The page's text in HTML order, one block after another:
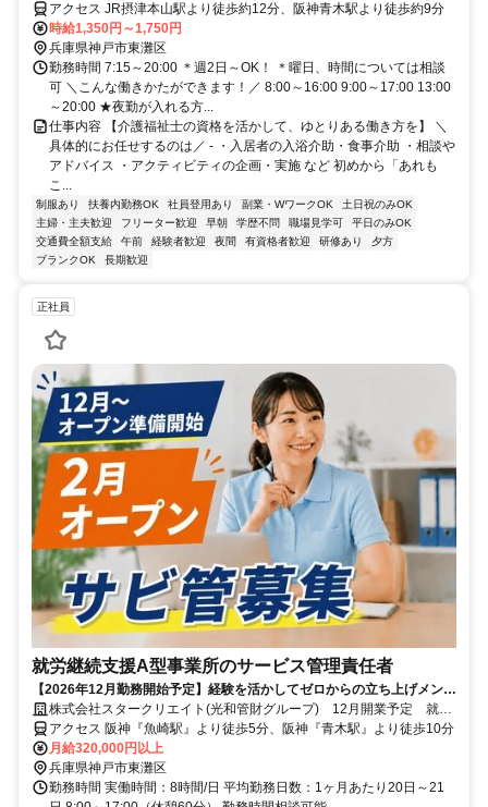
アクセス JR摂津本山駅より徒歩約12分、阪神青木駅より徒歩約9分
時給1,350円～1,750円
兵庫県神戸市東灘区
勤務時間 7:15～20:00 ＊週2日～OK！ ＊曜日、時間については相談
可 ＼こんな働きかたができます！／ 8:00～16:00 9:00～17:00 13:00
～20:00 ★夜勤が入れる方...
仕事内容 【介護福祉士の資格を活かして、ゆとりある働き方を】 ＼
具体的にお任せするのは／ - ・入居者の入浴介助・食事介助 ・相談や
アドバイス ・アクティビティの企画・実施 など 初めから「あれも
こ...
制服あり 扶養内勤務OK 社員登用あり 副業・WワークOK
土日祝のみOK
主婦・主夫歓迎
フリーター歓迎 早朝 学歴不問 職場見学可
平日のみOK
交通費全額支給
午前 経験者歓迎 夜間 有資格者歓迎 研修あり
夕方
ブランクOK
長期歓迎
正社員
就労継続支援A型事業所のサービス管理責任者
【2026年12月勤務開始予定】経験を活かしてゼロからの立ち上げメンバ
ーになりませんか？入社時期相談可能
株式会社スタークリエイト(光和管財グループ) 12月開業予定 就労
継続支援A型事業所【S08001】
アクセス 阪神『魚崎駅』より徒歩5分、阪神『青木駅』より徒歩10分
月給320,000円以上
兵庫県神戸市東灘区
勤務時間 実働時間：8時間/日 平均勤務日数：1ヶ月あたり20日～21